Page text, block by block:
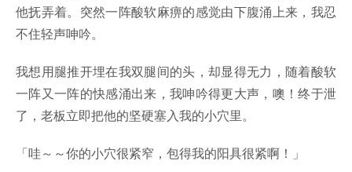
他抚弄着。突然一阵酸软麻痹的感觉由下腹涌上来，我忍
不住轻声呻吟。
我想用腿推开埋在我双腿间的头，却显得无力，随着酸软
一阵又一阵的快感涌出来，我呻吟得更大声，噢！终于泄
了，老板立即把他的坚硬塞入我的小穴里。
「哇～～你的小穴很紧窄，包得我的阳具很紧啊！」